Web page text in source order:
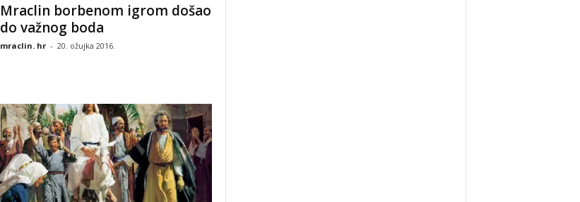
Mraclin borbenom igrom došao
do važnog boda
mraclin. hr - 20. ožujka 2016.